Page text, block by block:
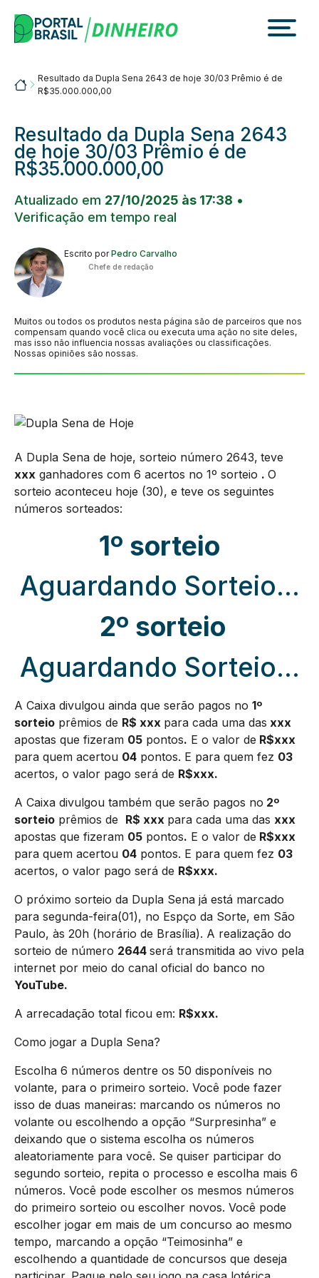
content
Portalbrasil
Resultado da Dupla Sena 2643 de hoje 30/03 Prêmio é de
R$35.000.000,00
Resultado da Dupla Sena 2643
de hoje 30/03 Prêmio é de
R$35.000.000,00
Atualizado em 27/10/2025 às 17:38 •
Verificação em tempo real
Escrito porPedro Carvalho
Chefe de redação
Muitos ou todos os produtos nesta página são de parceiros que nos
compensam quando você clica ou executa uma ação no site deles,
mas isso não influencia nossas avaliações ou classificações.
Nossas opiniões são nossas.
A Dupla Sena de hoje, sorteio número 2643, teve
xxx ganhadores com 6 acertos no 1º sorteio . O
sorteio aconteceu hoje (30), e teve os seguintes
números sorteados:
1º sorteio
Aguardando Sorteio…
2º sorteio
Aguardando Sorteio…
A Caixa divulgou ainda que serão pagos no 1º
sorteio prêmios de R$ xxx para cada uma das xxx
apostas que fizeram 05 pontos. E o valor de R$xxx
para quem acertou 04 pontos. E para quem fez 03
acertos, o valor pago será de R$xxx.
A Caixa divulgou também que serão pagos no 2º
sorteio prêmios de R$ xxx para cada uma das xxx
apostas que fizeram 05 pontos. E o valor de R$xxx
para quem acertou 04 pontos. E para quem fez 03
acertos, o valor pago será de R$xxx.
O próximo sorteio da Dupla Sena já está marcado
para segunda-feira(01), no Espço da Sorte, em São
Paulo, às 20h (horário de Brasília). A realização do
sorteio de número 2644 será transmitida ao vivo pela
internet por meio do canal oficial do banco no
YouTube.
A arrecadação total ficou em: R$xxx.
Como jogar a Dupla Sena?
Escolha 6 números dentre os 50 disponíveis no
volante, para o primeiro sorteio. Você pode fazer
isso de duas maneiras: marcando os números no
volante ou escolhendo a opção “Surpresinha” e
deixando que o sistema escolha os números
aleatoriamente para você. Se quiser participar do
segundo sorteio, repita o processo e escolha mais 6
números. Você pode escolher os mesmos números
do primeiro sorteio ou escolher novos. Você pode
escolher jogar em mais de um concurso ao mesmo
tempo, marcando a opção “Teimosinha” e
escolhendo a quantidade de concursos que deseja